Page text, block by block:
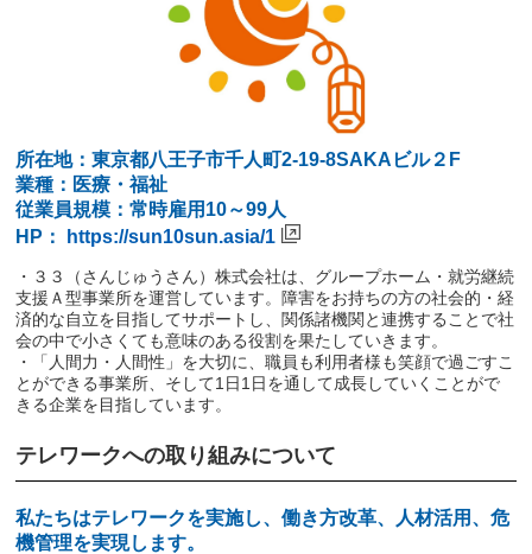
所在地：東京都八王子市千人町2-19-8SAKAビル２F
業種：医療・福祉
従業員規模：常時雇用10～99人
HP：
https://sun10sun.asia/1
・３３（さんじゅうさん）株式会社は、グループホーム・就労継続
支援Ａ型事業所を運営しています。障害をお持ちの方の社会的・経
済的な自立を目指してサポートし、関係諸機関と連携することで社
会の中で小さくても意味のある役割を果たしていきます。
・「人間力・人間性」を大切に、職員も利用者様も笑顔で過ごすこ
とができる事業所、そして1日1日を通して成長していくことがで
きる企業を目指しています。
テレワークへの取り組みについて
私たちはテレワークを実施し、働き方改革、人材活用、危
機管理を実現します。